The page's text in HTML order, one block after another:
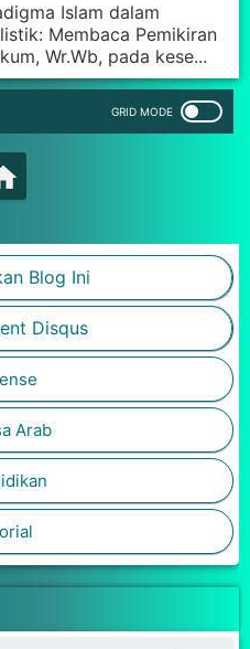
Islam dalam
Membaca Pemikiran
Wr.Wb, pada kese...
Blog Ini
Disqus
Arab